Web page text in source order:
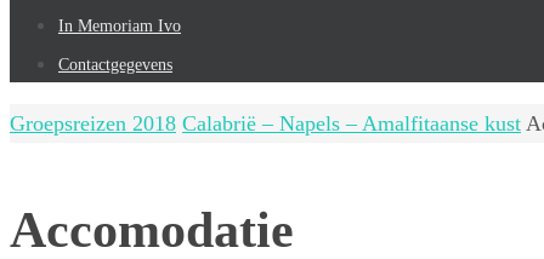
In Memoriam Ivo
Contactgegevens
Home
Groepsreizen 2018 Calabrië – Napels – Amalfitaanse kust
Accomodatie